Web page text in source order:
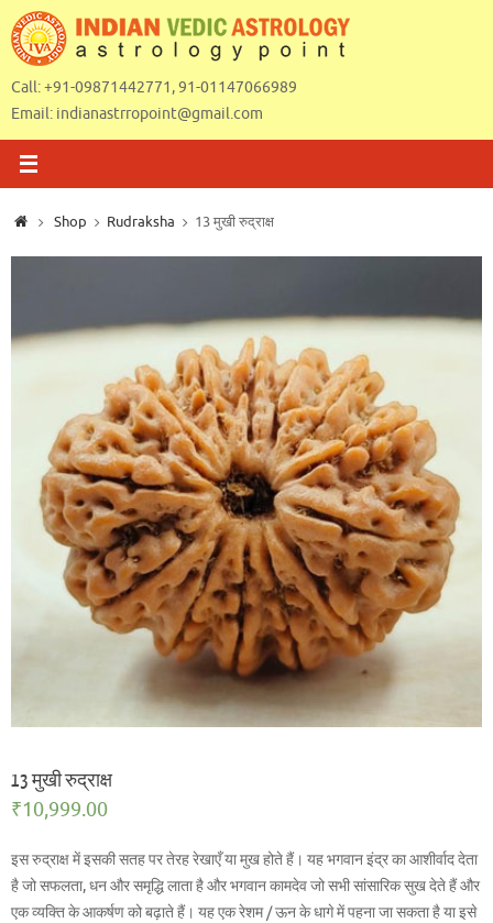
Skip
to
content
Call: +91-09871442771, 91-01147066989
Email: indianastrropoint@gmail.com
HomeShop Rudraksha 13 मुखी रुद्राक्ष
13 मुखी रुद्राक्ष
₹10,999.00
इस रुद्राक्ष में इसकी सतह पर तेरह रेखाएँ या मुख होते हैं। यह भगवान इंद्र का आशीर्वाद देता
है जो सफलता, धन और समृद्धि लाता है और भगवान कामदेव जो सभी सांसारिक सुख देते हैं और
एक व्यक्ति के आकर्षण को बढ़ाते हैं। यह एक रेशम / ऊन के धागे में पहना जा सकता है या इसे